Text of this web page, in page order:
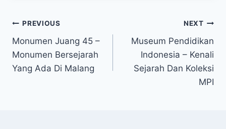
Navigasi
pos
PREVIOUS
Monumen Juang 45 –
Monumen Bersejarah
Yang Ada Di Malang
NEXT
Museum Pendidikan
Indonesia – Kenali
Sejarah Dan Koleksi
MPI